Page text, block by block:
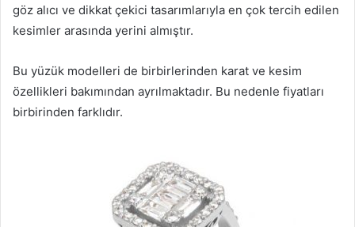
göz alıcı ve dikkat çekici tasarımlarıyla en çok tercih edilen
kesimler arasında yerini almıştır.
Bu yüzük modelleri de birbirlerinden karat ve kesim
özellikleri bakımından ayrılmaktadır. Bu nedenle fiyatları
birbirinden farklıdır.